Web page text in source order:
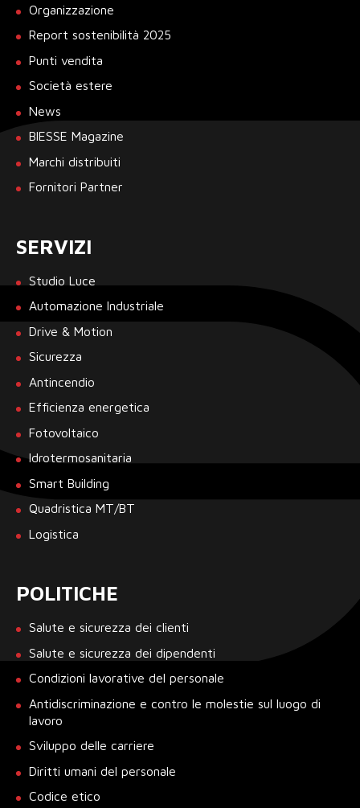
Organizzazione
Report sostenibilità 2025
Punti vendita
Società estere
News
BIESSE Magazine
Marchi distribuiti
Fornitori Partner
SERVIZI
Studio Luce
Automazione Industriale
Drive & Motion
Sicurezza
Antincendio
Efficienza energetica
Fotovoltaico
Idrotermosanitaria
Smart Building
Quadristica MT/BT
Logistica
POLITICHE
Salute e sicurezza dei clienti
Salute e sicurezza dei dipendenti
Condizioni lavorative del personale
Antidiscriminazione e contro le molestie sul luogo di
lavoro
Sviluppo delle carriere
Diritti umani del personale
Codice etico